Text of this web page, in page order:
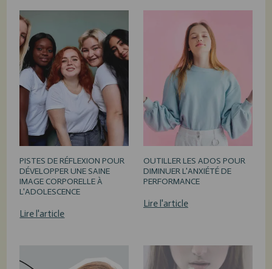
PISTES DE RÉFLEXION POUR
DÉVELOPPER UNE SAINE
IMAGE CORPORELLE À
L'ADOLESCENCE
Lire l'article
OUTILLER LES ADOS POUR
DIMINUER L'ANXIÉTÉ DE
PERFORMANCE
Lire l'article